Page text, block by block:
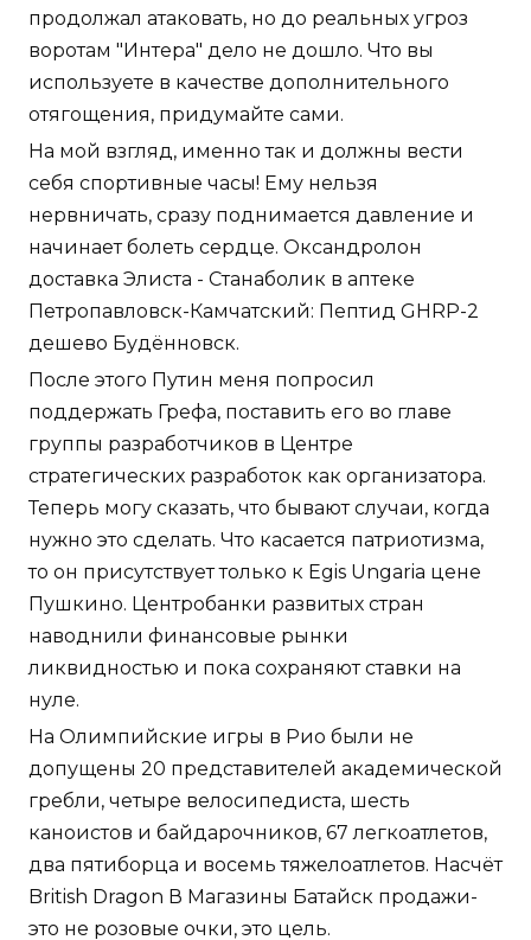
продолжал атаковать, но до реальных угроз
воротам "Интера" дело не дошло. Что вы
используете в качестве дополнительного
отягощения, придумайте сами.
На мой взгляд, именно так и должны вести
себя спортивные часы! Ему нельзя
нервничать, сразу поднимается давление и
начинает болеть сердце. Оксандролон
доставка Элиста - Станаболик в аптеке
Петропавловск-Камчатский: Пептид GHRP-2
дешево Будённовск.
После этого Путин меня попросил
поддержать Грефа, поставить его во главе
группы разработчиков в Центре
стратегических разработок как организатора.
Теперь могу сказать, что бывают случаи, когда
нужно это сделать. Что касается патриотизма,
то он присутствует только к Egis Ungaria цене
Пушкино. Центробанки развитых стран
наводнили финансовые рынки
ликвидностью и пока сохраняют ставки на
нуле.
На Олимпийские игры в Рио были не
допущены 20 представителей академической
гребли, четыре велосипедиста, шесть
каноистов и байдарочников, 67 легкоатлетов,
два пятиборца и восемь тяжелоатлетов. Насчёт
British Dragon В Магазины Батайск продажи-
это не розовые очки, это цель.